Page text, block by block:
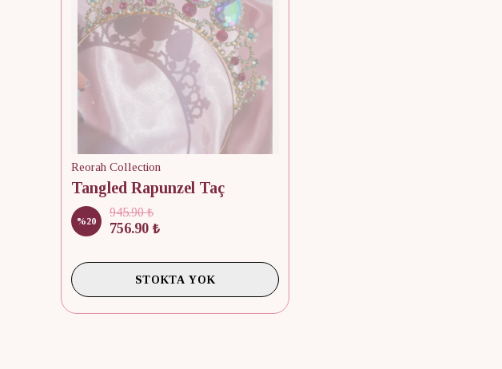
Reorah Collection
Tangled Rapunzel Taç
%20
945.90 ₺
756.90 ₺
STOKTA YOK